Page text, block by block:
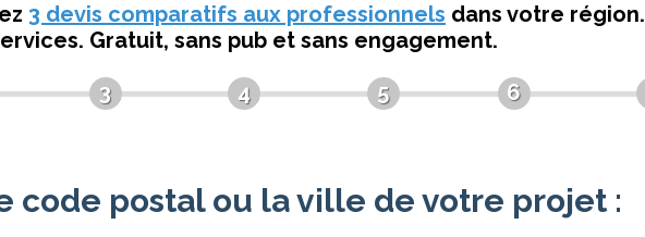
3 devis comparatifs aux professionnels dans votre région.
Gratuit, sans pub et sans engagement.
3 4 5 6
code postal ou la ville de votre projet :